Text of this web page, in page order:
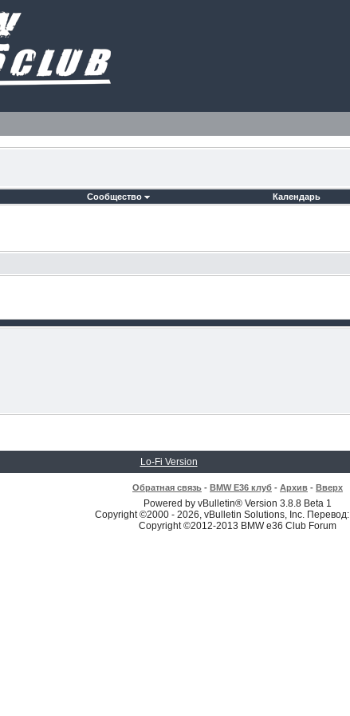
Сообщество Календарь
Lo-Fi Version
Обратная связь - BMW E36 клуб - Архив - Вверх
Powered by vBulletin® Version 3.8.8 Beta 1
Copyright ©2000 - 2026, vBulletin Solutions, Inc. Перевод:
Copyright ©2012-2013 BMW e36 Club Forum